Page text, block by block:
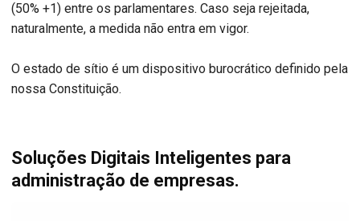
(50% +1) entre os parlamentares. Caso seja rejeitada,
naturalmente, a medida não entra em vigor.
O estado de sítio é um dispositivo burocrático definido pela
nossa Constituição.
Soluções Digitais Inteligentes para
administração de empresas.